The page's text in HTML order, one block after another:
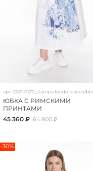
арт. C021-0127_stampa fondo bianco/blu
ЮБКА С РИМСКИМИ
ПРИНТАМИ
45 360 ₽ 64 800 ₽
-30%